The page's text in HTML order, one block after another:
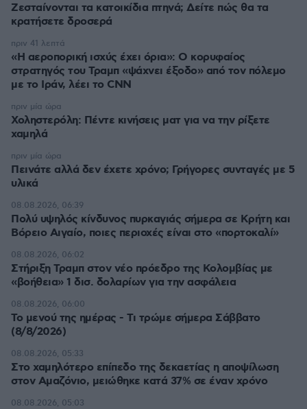
Ζεσταίνονται τα κατοικίδια πτηνά; Δείτε πώς θα τα
κρατήσετε δροσερά
«Η αεροπορική ισχύς έχει όρια»: Ο κορυφαίος
στρατηγός του Τραμπ «ψάχνει έξοδο» από τον πόλεμο
με το Ιράν, λέει το CNN
πριν 41 λεπτά
Χοληστερόλη: Πέντε κινήσεις ματ για να την ρίξετε
χαμηλά
πριν μία ώρα
Πεινάτε αλλά δεν έχετε χρόνο; Γρήγορες συνταγές με 5
υλικά
πριν μία ώρα
Πολύ υψηλός κίνδυνος πυρκαγιάς σήμερα σε Κρήτη και
Βόρειο Αιγαίο, ποιες περιοχές είναι στο «πορτοκαλί»
08.08.2026, 06:39
Στήριξη Τραμπ στον νέο πρόεδρο της Κολομβίας με
«βοήθεια» 1 δισ. δολαρίων για την ασφάλεια
08.08.2026, 06:02
Το μενού της ημέρας - Τι τρώμε σήμερα Σάββατο
(8/8/2026)
08.08.2026, 06:00
Στο χαμηλότερο επίπεδο της δεκαετίας η αποψίλωση
στον Αμαζόνιο, μειώθηκε κατά 37% σε έναν χρόνο
08.08.2026, 05:33
08.08.2026, 05:03